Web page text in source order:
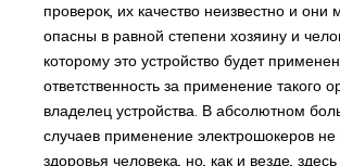
проверок, их качество неизвестно и они
опасны в равной степени хозяину и
которому это устройство будет
ответственность за применение такого
владелец устройства. В абсолютном
случаев применение электрошокеров
здоровья человека, но, как и везде,